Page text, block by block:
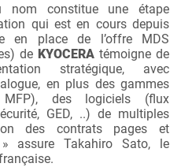
constitue une étape
qui est en cours depuis
en place de l’offre MDS
de KYOCERA témoigne de
stratégique, avec
en plus des gammes
MFP), des logiciels (flux
GED, ..) de multiples
des contrats pages et
assure Takahiro Sato, le